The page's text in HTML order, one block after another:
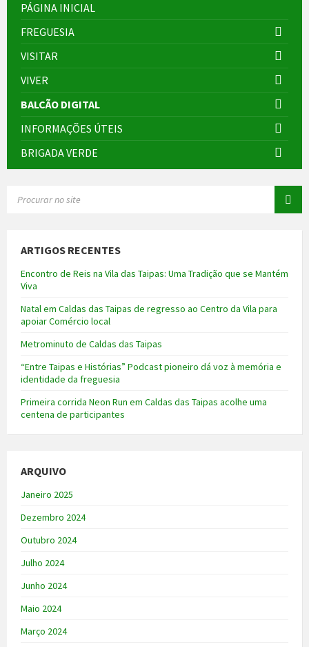
PÁGINA INICIAL
FREGUESIA
VISITAR
VIVER
BALCÃO DIGITAL
INFORMAÇÕES ÚTEIS
BRIGADA VERDE
ARTIGOS RECENTES
Encontro de Reis na Vila das Taipas: Uma Tradição que se Mantém
Viva
Natal em Caldas das Taipas de regresso ao Centro da Vila para
apoiar Comércio local
Metrominuto de Caldas das Taipas
“Entre Taipas e Histórias” Podcast pioneiro dá voz à memória e
identidade da freguesia
Primeira corrida Neon Run em Caldas das Taipas acolhe uma
centena de participantes
ARQUIVO
Janeiro 2025
Dezembro 2024
Outubro 2024
Julho 2024
Junho 2024
Maio 2024
Março 2024